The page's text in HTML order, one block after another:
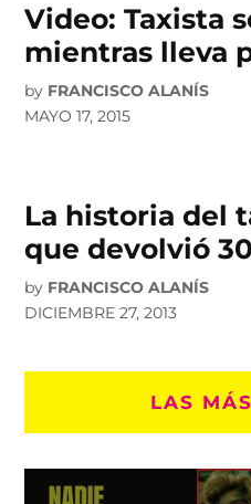
Video: Taxista
mientras lleva
by FRANCISCO ALANÍS
MAYO 17, 2015
La historia del
que devolvió
by FRANCISCO ALANÍS
DICIEMBRE 27, 2013
LAS